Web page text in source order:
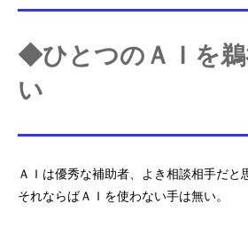
◆ひとつのＡＩを
い
ＡＩは優秀な補助者、よき相談相手だと
それならばＡＩを使わない手は無い。